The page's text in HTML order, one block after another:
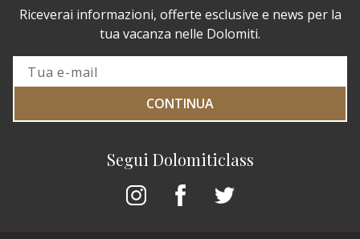
Segui Dolomiticlass
Riceverai informazioni, offerte esclusive e news per la
tua vacanza nelle Dolomiti.
CONTINUA